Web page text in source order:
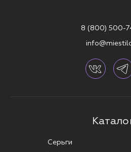
8 (800) 500-
Серьги